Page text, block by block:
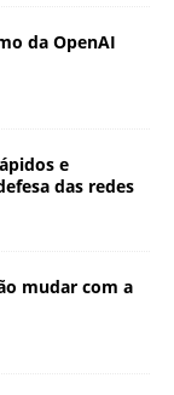
da OpenAI
e
das redes
mudar com a